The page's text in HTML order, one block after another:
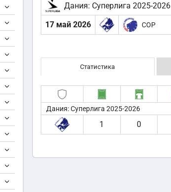
Дания: Суперлига 2025-2026
17 май 2026 COP
Статистика
Дания: Суперлига 2025-2026
1 0